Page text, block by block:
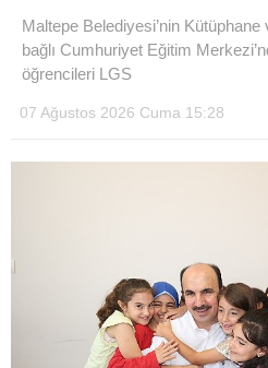
Maltepe Belediyesi’nin
bağlı Cumhuriyet Eğitim
öğrencileri LGS
07 Ağustos 2026 Cuma 15:28